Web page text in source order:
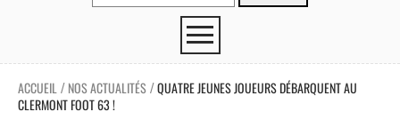
ACCUEIL / NOS ACTUALITÉS /QUATRE JEUNES JOUEURS DÉBARQUENT AU
CLERMONT FOOT 63 !